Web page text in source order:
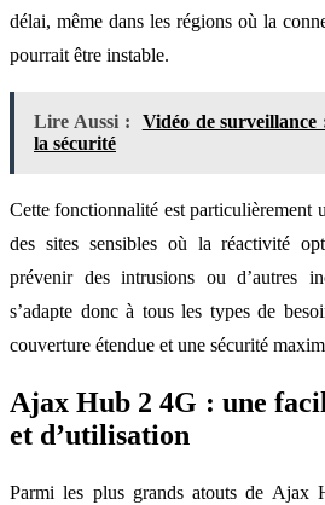
délai, même dans les régions où la
pourrait être instable.
Lire Aussi :
Vidéo de
la sécurité
Cette fonctionnalité est particulièrement
des sites sensibles où la réactivité
prévenir des intrusions ou d’autres
s’adapte donc à tous les types de
couverture étendue et une sécurité
Ajax Hub 2 4G : une
et d’utilisation
Parmi les plus grands atouts de Ajax